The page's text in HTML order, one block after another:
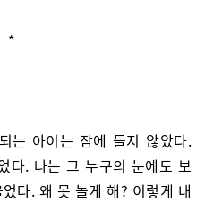
*
는 아이는 잠에 들지 않았다.
다. 나는 그 누구의 눈에도 보
다. 왜 못 놀게 해? 이렇게 내